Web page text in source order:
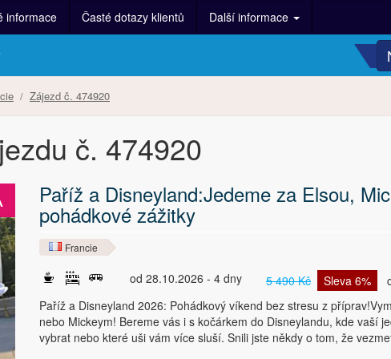
informace Časté dotazy klientů Další informace
Zájezd č. 474920
č. 474920
Paříž a Disneyland:Jedeme za Elsou,
pohádkové zážitky
Francie
od 28.10.2026 - 4 dny 5 490 Kč Sleva 6%
Paříž a Disneyland 2026: Pohádkový víkend bez stresu z
nebo Mickeym! Bereme vás i s kočárkem do Disneylandu, kde vaší
vybrat nebo které uši vám více sluší. Snili jste někdy o tom, že